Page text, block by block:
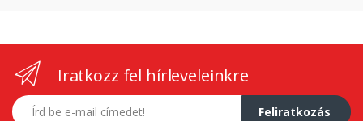
Iratkozz fel hírleveleinkre
E-mail címed
Feliratkozás